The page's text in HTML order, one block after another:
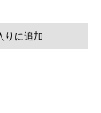
りに追加